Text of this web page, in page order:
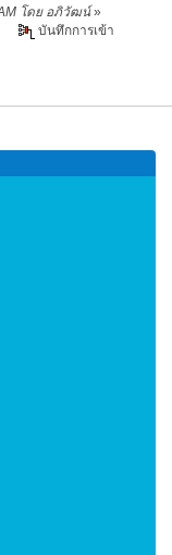
โดย อภิวัฒน์»
บันทึกการเข้า